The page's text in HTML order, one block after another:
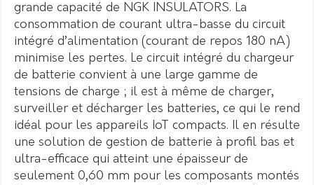
grande capacité de NGK INSULATORS. La
consommation de courant ultra-basse du circuit
intégré d’alimentation (courant de repos 180 nA)
minimise les pertes. Le circuit intégré du chargeur
de batterie convient à une large gamme de
tensions de charge ; il est à même de charger,
surveiller et décharger les batteries, ce qui le rend
idéal pour les appareils IoT compacts. Il en résulte
une solution de gestion de batterie à profil bas et
ultra-efficace qui atteint une épaisseur de
seulement 0,60 mm pour les composants montés